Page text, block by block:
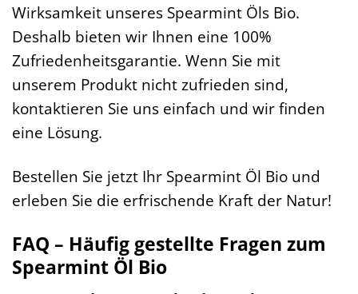
Wirksamkeit unseres Spearmint Öls Bio.
Deshalb bieten wir Ihnen eine 100%
Zufriedenheitsgarantie. Wenn Sie mit
unserem Produkt nicht zufrieden sind,
kontaktieren Sie uns einfach und wir finden
eine Lösung.
Bestellen Sie jetzt Ihr Spearmint Öl Bio und
erleben Sie die erfrischende Kraft der Natur!
FAQ – Häufig gestellte Fragen zum
Spearmint Öl Bio